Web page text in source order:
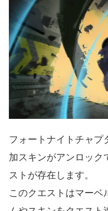
フォートナイトチャプ
加スキンがアンロック
ストが存在します。
このクエストはマーベ